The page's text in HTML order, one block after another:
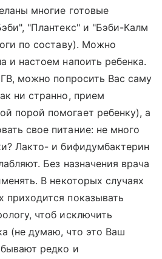
многие готовые
"Плантекс" и "Бэби-Калм
по составу). Можно
и настоем напоить ребенка.
можно попросить Вас саму
ни странно, прием
порой помогает ребенку), а
свое питание: не много
Лакто- и бифидумбактерин
Без назначения врача
В некоторых случаях
приходится показывать
чтоб исключить
(не думаю, что это Ваш
бывают редко и